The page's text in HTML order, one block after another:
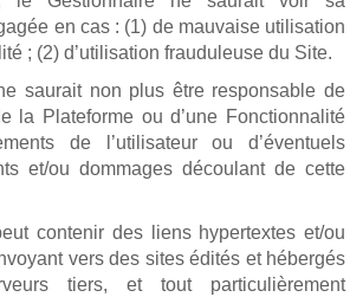
en cas : (1) de mauvaise utilisation
; (2) d’utilisation frauduleuse du Site.
saurait non plus être responsable de
la Plateforme ou d’une Fonctionnalité
de l’utilisateur ou d’éventuels
et/ou dommages découlant de cette
contenir des liens hypertextes et/ou
vers des sites édités et hébergés
tiers, et tout particulièrement